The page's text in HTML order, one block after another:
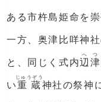
ある市杵島姫命を
一方、奥津比咩神
と、同じく式内辺
へつ
い重蔵
じゅうぞう
神社の祭神